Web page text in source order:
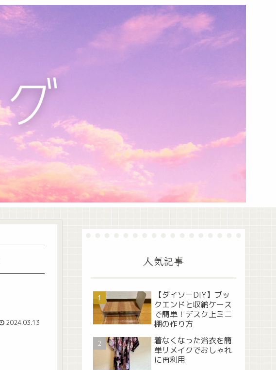
2024.03.13
人気記事
【ダイソーDIY】ブッ
クエンドと収納ケース
で簡単！デスク上ミニ
棚の作り方
着なくなった浴衣を簡
単リメイクでおしゃれ
に再利用